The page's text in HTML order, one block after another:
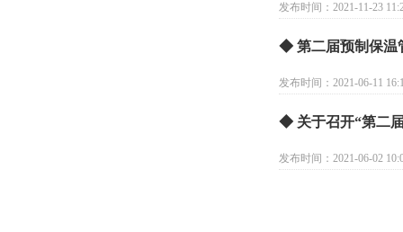
发布时间：2021-11-23
◆ 第二届预制保温
发布时间：2021-06-11
◆ 关于召开“第二
发布时间：2021-06-02